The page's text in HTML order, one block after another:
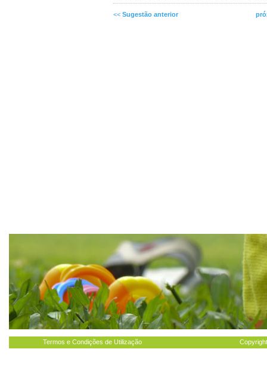
<< Sugestão anterior
Termos e Condições de Utilização